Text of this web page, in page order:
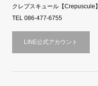
クレプスキュール【Crepuscule】
TEL 086-477-6755
LINE公式アカウント